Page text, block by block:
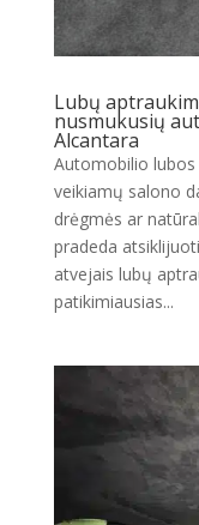
Lubų
nusmukusių
Alcantara
Automobilio lubos
veikiamų salono
drėgmės ar
pradeda
atvejais lubų
patikimiausias...